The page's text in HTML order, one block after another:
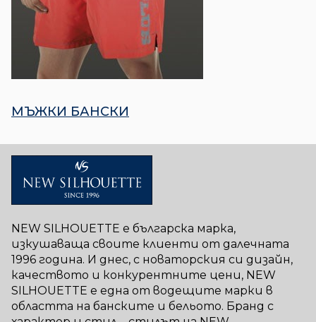
МЪЖКИ БАНСКИ​
NEW SILHOUETTE е българска марка,
изкушаваща своите клиенти от далечната
1996 година. И днес, с новаторския си дизайн,
качеството и конкурентните цени, NEW
SILHOUETTE е една от водещите марки в
областта на банските и бельото. Бранд с